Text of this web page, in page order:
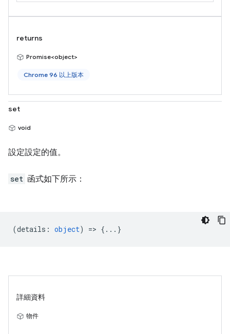
returns
Promise<object>
Chrome 96 以上版本
set
void
設定設定的值。
set 函式如下所示：
(details : object) => {...}
詳細資料
物件